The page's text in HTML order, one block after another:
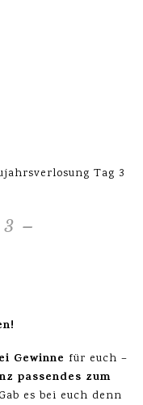
Tag 3
3 –
Gewinne für euch –
passendes zum
es bei euch denn